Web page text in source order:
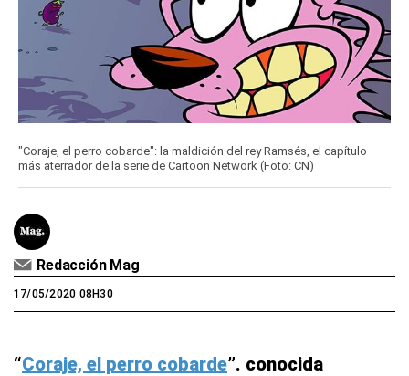
"Coraje, el perro cobarde": la maldición del rey Ramsés, el capítulo
más aterrador de la serie de Cartoon Network (Foto: CN)
Redacción Mag
17/05/2020 08H30
“Coraje, el perro cobarde”. conocida